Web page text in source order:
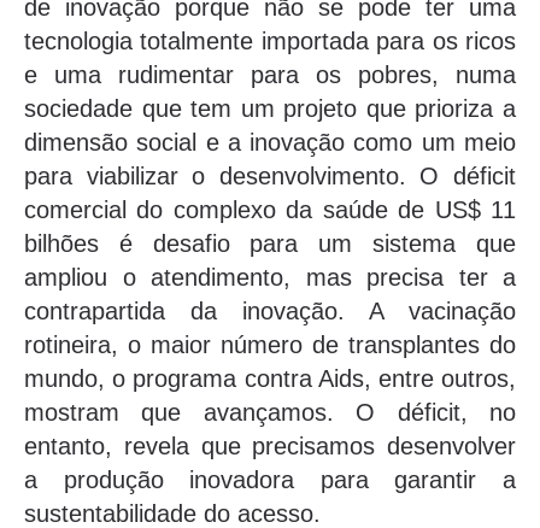
de inovação porque não se pode ter uma
tecnologia totalmente importada para os ricos
e uma rudimentar para os pobres, numa
sociedade que tem um projeto que prioriza a
dimensão social e a inovação como um meio
para viabilizar o desenvolvimento. O déficit
comercial do complexo da saúde de US$ 11
bilhões é desafio para um sistema que
ampliou o atendimento, mas precisa ter a
contrapartida da inovação. A vacinação
rotineira, o maior número de transplantes do
mundo, o programa contra Aids, entre outros,
mostram que avançamos. O déficit, no
entanto, revela que precisamos desenvolver
a produção inovadora para garantir a
sustentabilidade do acesso.